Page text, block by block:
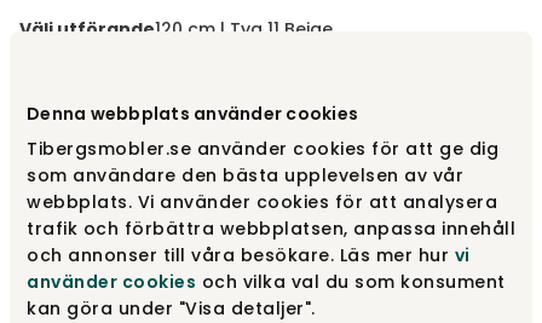
Denna webbplats använder cookies
Tibergsmobler.se använder cookies för att ge dig
som användare den bästa upplevelsen av vår
webbplats. Vi använder cookies för att analysera
trafik och förbättra webbplatsen, anpassa innehåll
och annonser till våra besökare. Läs mer hur vi
använder cookies och vilka val du som konsument
kan göra under "Visa detaljer".
Välj utförande120 cm | Tyg 11 Beige
95 cm | Tyg Beige 11 15 330 kr
95 cm | Tyg Nature 01